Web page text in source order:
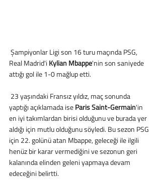
Real Madrid'i Kylian Mbappe'nin son saniyede
attığı gol ile 1-0 mağlup etti.
yaptığı açıklamada ise Paris Saint-Germain'in
en iyi takımlardan birisi olduğunu ve burada yer
aldığı için mutlu olduğunu söyledi. Bu sezon PSG
için 22. golünü atan Mbappe, geleceği ile ilgili
henüz bir karar vermediğini ve sezonun geri
kalanında elinden geleni yapmaya devam
edeceğini belirtti.